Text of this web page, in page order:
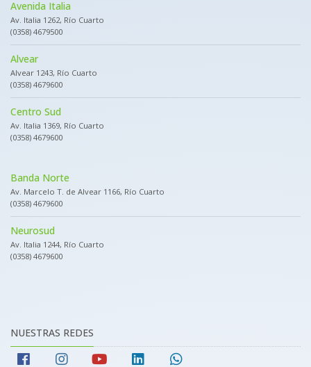
Avenida Italia
Av. Italia 1262, Río Cuarto
(0358) 4679500
Alvear
Alvear 1243, Río Cuarto
(0358) 4679600
Centro Sud
Av. Italia 1369, Río Cuarto
(0358) 4679600
Banda Norte
Av. Marcelo T. de Alvear 1166, Río Cuarto
(0358) 4679600
Neurosud
Av. Italia 1244, Río Cuarto
(0358) 4679600
NUESTRAS REDES